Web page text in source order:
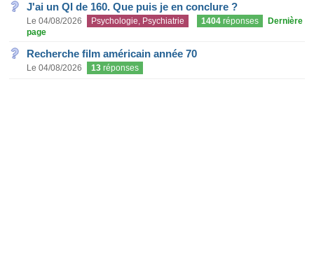
J'ai un QI de 160. Que puis je en conclure ?
Le 04/08/2026 Psychologie, Psychiatrie 1404 réponses
Dernière
page
Recherche film américain année 70
Le 04/08/2026 13 réponses